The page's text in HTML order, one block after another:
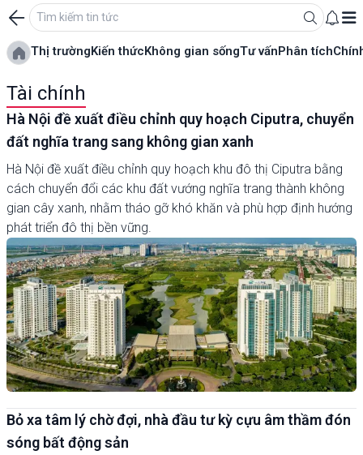
Thị trườngKiến thứcKhông gian sốngTư vấnPhân tích
Tài chính
Hà Nội đề xuất điều chỉnh quy hoạch Ciputra, chuyển
đất nghĩa trang sang không gian xanh
Hà Nội đề xuất điều chỉnh quy hoạch khu đô thị Ciputra bằng
cách chuyển đổi các khu đất vướng nghĩa trang thành không
gian cây xanh, nhằm tháo gỡ khó khăn và phù hợp định hướng
phát triển đô thị bền vững.
Bỏ xa tâm lý chờ đợi, nhà đầu tư kỳ cựu âm thầm đón
sóng bất động sản